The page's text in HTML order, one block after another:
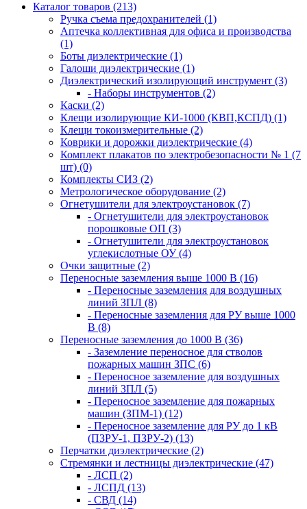
Каталог товаров (213)
Ручка съема предохранителей (1)
Аптечка коллективная для офиса и производства
(1)
Боты диэлектрические (1)
Галоши диэлектрические (1)
Диэлектрический изолирующий инструмент (3)
- Наборы инструментов (2)
Каски (2)
Клещи изолирующие КИ-1000 (КВП,КСПД) (1)
Клещи токоизмерительные (2)
Коврики и дорожки диэлектрические (4)
Комплект плакатов по электробезопасности № 1 (7
шт) (0)
Комплекты СИЗ (2)
Метрологическое оборудование (2)
Огнетушители для электроустановок (7)
- Огнетушители для электроустановок
порошковые ОП (3)
- Огнетушители для электроустановок
углекислотные ОУ (4)
Очки защитные (2)
Переносные заземления выше 1000 В (16)
- Переносные заземления для воздушных
линий ЗПЛ (8)
- Переносные заземления для РУ выше 1000
В (8)
Переносные заземления до 1000 В (36)
- Заземление переносное для стволов
пожарных машин ЗПС (6)
- Переносное заземление для воздушных
линий ЗПЛ (5)
- Переносное заземление для пожарных
машин (ЗПМ-1) (12)
- Переносное заземление для РУ до 1 кВ
(ПЗРУ-1, ПЗРУ-2) (13)
Перчатки диэлектрические (2)
Стремянки и лестницы диэлектрические (47)
- ЛСП (2)
- ЛСПД (13)
- СВД (14)